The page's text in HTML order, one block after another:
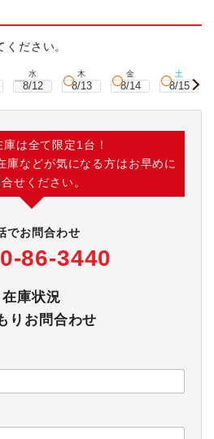
ださい。
水
8/12
木
8/13
金
8/14
土
8/15
庫は全て限定1台！
庫などが気になる方はお早めに
せください。
でお問合わせ
86-3440
在庫状況
りお問合わせ